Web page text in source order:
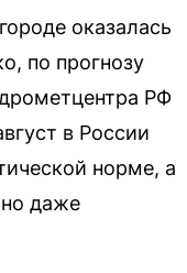
оказалась
по прогнозу
РФ
в России
норме, а
даже